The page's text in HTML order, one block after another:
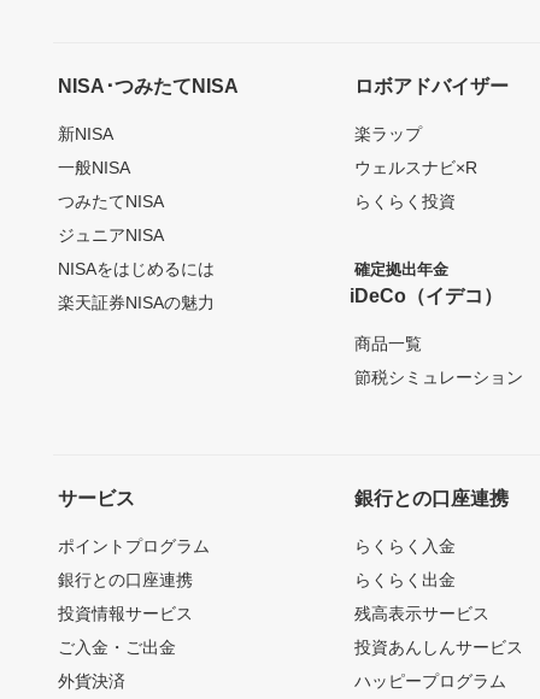
NISA･つみたてNISA
新NISA
一般NISA
つみたてNISA
ジュニアNISA
NISAをはじめるには
楽天証券NISAの魅力
ロボアドバイザー
楽ラップ
ウェルスナビ×R
らくらく投資
確定拠出年金
iDeCo（イデコ）
商品一覧
節税シミュレーション
サービス
ポイントプログラム
銀行との口座連携
投資情報サービス
ご入金・ご出金
外貨決済
銀行との口座連携
らくらく入金
らくらく出金
残高表示サービス
投資あんしんサービス
ハッピープログラム